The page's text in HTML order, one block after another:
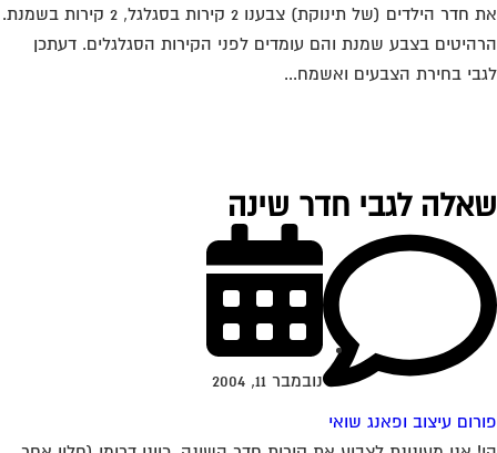
את חדר הילדים (של תינוקת) צבענו 2 קירות בסגלגל, 2 קירות בשמנת.
בצבע שמנת והם עומדים לפני הקירות הסגלגלים. דעתכן
בחירת הצבעים ואשמח...
לגבי חדר שינה
עיצוב ופאנג שואי
נובמבר 11, 2004